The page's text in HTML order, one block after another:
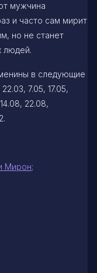
мужчина
и часто сам мирит
но не станет
людей.
в следующие
7.05, 17.05,
22.08,
Мирон;